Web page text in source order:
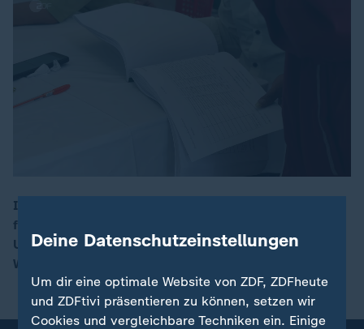
00:16
In Myanmar wird erstmals seit dem Militärputsch vor
fünf Jahren wieder gewählt. Kritiker halten den
Urnengang für inszeniert und zweifeln an einer echten
Wahlentscheidung.
Deine Datenschutzeinstellungen
Um dir eine optimale Website von ZDF, ZDFheute
und ZDFtivi präsentieren zu können, setzen wir
Cookies und vergleichbare Techniken ein. Einige